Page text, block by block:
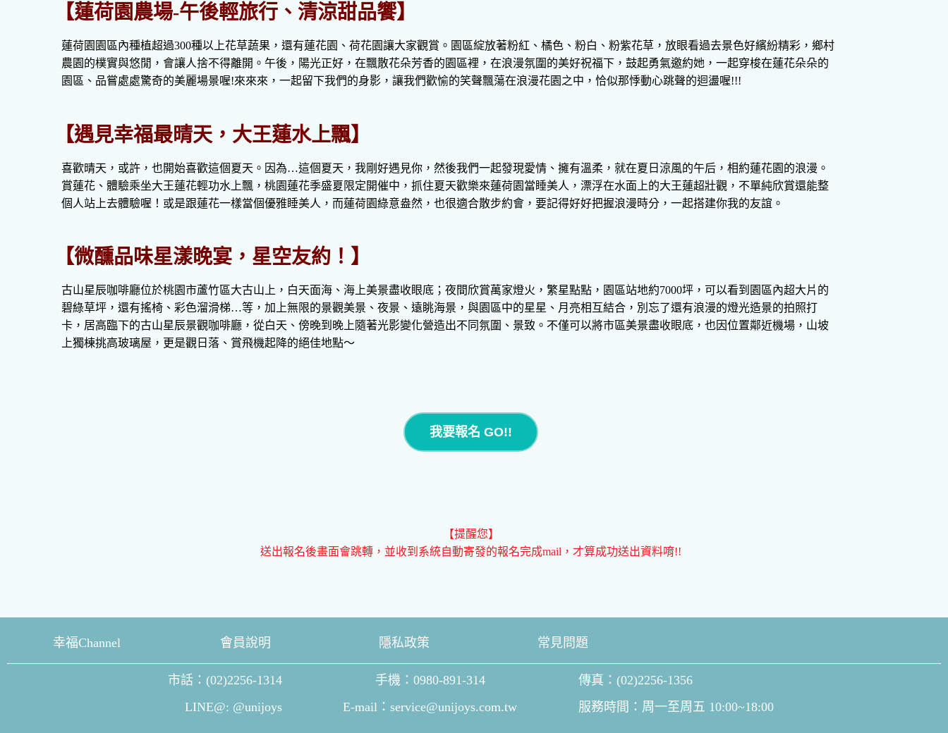
【蓮荷園農場-午後輕旅行、清涼甜品饗】
蓮荷園園區內種植超過300種以上花草蔬果，還有蓮花園、荷花園讓大家觀賞。園區綻放著粉紅、橘色、粉白、粉紫花草，放眼看過去景色好繽紛精彩，鄉村
農園的樸實與悠閒，會讓人捨不得離開。午後，陽光正好，在飄散花朵芳香的園區裡，在浪漫氛圍的美好祝福下，鼓起勇氣邀約她，一起穿梭在蓮花朵朵的
園區、品嘗處處驚奇的美麗場景喔!來來來，一起留下我們的身影，讓我們歡愉的笑聲飄蕩在浪漫花園之中，恰似那悸動心跳聲的迴盪喔!!!
【遇見幸福最晴天，大王蓮水上飄】
喜歡晴天，或許，也開始喜歡這個夏天。因為…這個夏天，我剛好遇見你，然後我們一起發現愛情、擁有溫柔，就在夏日涼風的午后，相約蓮花園的浪漫。
賞蓮花、體驗乘坐大王蓮花輕功水上飄，桃園蓮花季盛夏限定開催中，抓住夏天歡樂來蓮荷園當睡美人，漂浮在水面上的大王蓮超壯觀，不單純欣賞還能整
個人站上去體驗喔！或是跟蓮花一樣當個優雅睡美人，而蓮荷園綠意盎然，也很適合散步約會，要記得好好把握浪漫時分，一起搭建你我的友誼。
【微醺品味星漾晚宴，星空友約！】
古山星辰咖啡廳位於桃園市蘆竹區大古山上，白天面海、海上美景盡收眼底；夜間欣賞萬家燈火，繁星點點，園區站地約7000坪，可以看到園區內超大片的
碧綠草坪，還有搖椅、彩色溜滑梯…等，加上無限的景觀美景、夜景、遠眺海景，與園區中的星星、月亮相互結合，別忘了還有浪漫的燈光造景的拍照打
卡，居高臨下的古山星辰景觀咖啡廳，從白天、傍晚到晚上隨著光影變化營造出不同氛圍、景致。不僅可以將市區美景盡收眼底，也因位置鄰近機場，山坡
上獨棟挑高玻璃屋，更是觀日落、賞飛機起降的絕佳地點～
我要報名 GO!!
【提醒您】
送出報名後畫面會跳轉，並收到系統自動寄發的報名完成mail，才算成功送出資料唷!!
幸福Channel 會員說明 隱私政策 常見問題
市話：(02)2256-1314 手機：0980-891-314
傳真：(02)2256-1356
LINE@: @unijoys
E-mail：service@unijoys.com.tw 服務時間：周一至周五 10:00~18:00